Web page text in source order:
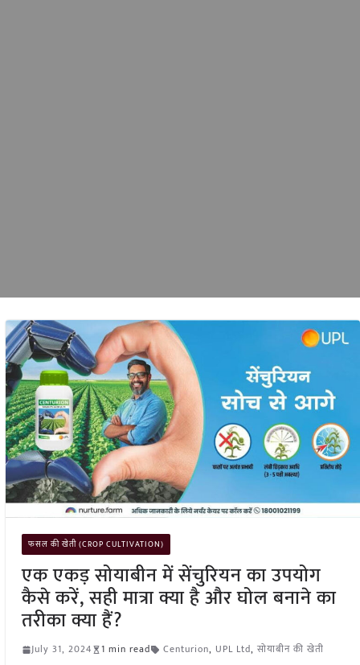
फसल की खेती (CROP CULTIVATION)
एक एकड़ सोयाबीन में सेंचुरियन का उपयोग
कैसे करें, सही मात्रा क्या है और घोल बनाने का
तरीका क्या हैं?
July 31, 2024 1 min read Centurion, UPL Ltd, सोयाबीन की खेती